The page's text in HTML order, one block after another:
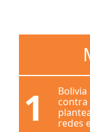
1
contra
redes